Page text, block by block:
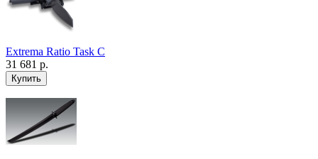
Extrema Ratio Task C
31 681 р.